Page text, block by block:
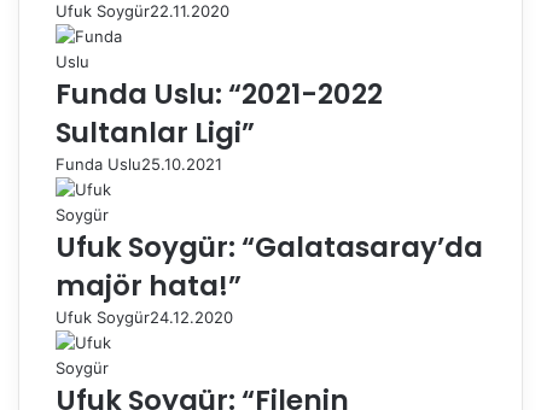
Ufuk Soygür22.11.2020
Funda Uslu: “2021-2022
Sultanlar Ligi”
Funda Uslu25.10.2021
Ufuk Soygür: “Galatasaray’da
majör hata!”
Ufuk Soygür24.12.2020
Ufuk Soygür: “Filenin